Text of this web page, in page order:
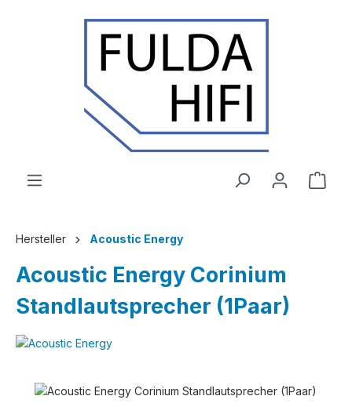
Zum Hauptinhalt springen
Hersteller Acoustic Energy
Acoustic Energy Corinium
Standlautsprecher (1Paar)
Bildergalerie überspringen